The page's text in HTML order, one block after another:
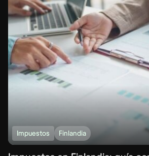
Impuestos Finlandia